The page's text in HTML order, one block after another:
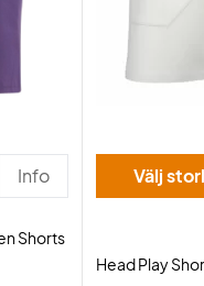
Info
Shorts
Välj
Head Play